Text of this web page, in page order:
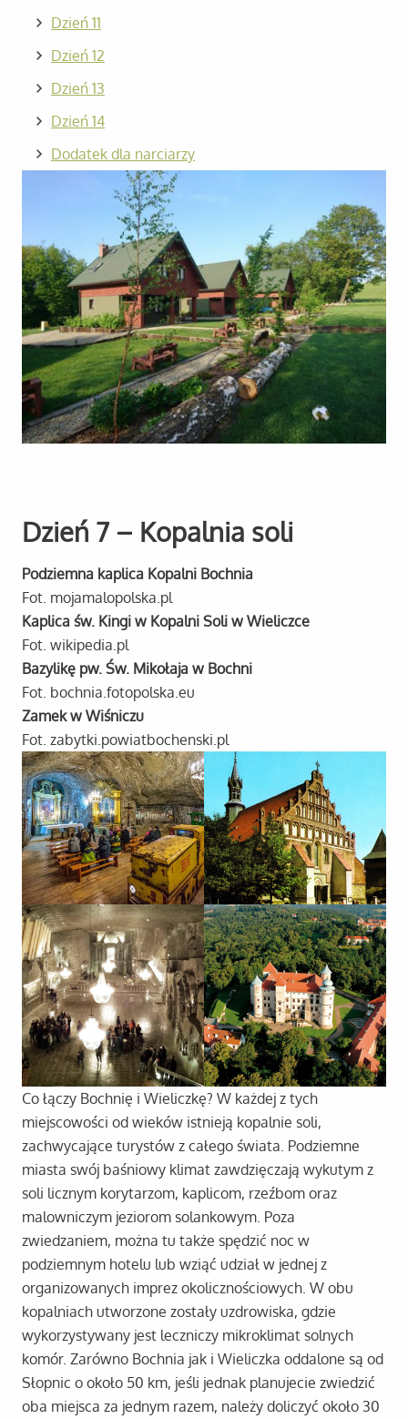
Dzień 11
Dzień 12
Dzień 13
Dzień 14
Dodatek dla narciarzy
Dzień 7 – Kopalnia soli
Podziemna kaplica Kopalni Bochnia
Fot. mojamalopolska.pl
Kaplica św. Kingi w Kopalni Soli w Wieliczce
Fot. wikipedia.pl
Bazylikę pw. Św. Mikołaja w Bochni
Fot. bochnia.fotopolska.eu
Zamek w Wiśniczu
Fot. zabytki.powiatbochenski.pl
Co łączy Bochnię i Wieliczkę? W każdej z tych
miejscowości od wieków istnieją kopalnie soli,
zachwycające turystów z całego świata. Podziemne
miasta swój baśniowy klimat zawdzięczają wykutym z
soli licznym korytarzom, kaplicom, rzeźbom oraz
malowniczym jeziorom solankowym. Poza
zwiedzaniem, można tu także spędzić noc w
podziemnym hotelu lub wziąć udział w jednej z
organizowanych imprez okolicznościowych. W obu
kopalniach utworzone zostały uzdrowiska, gdzie
wykorzystywany jest leczniczy mikroklimat solnych
komór. Zarówno Bochnia jak i Wieliczka oddalone są od
Słopnic o około 50 km, jeśli jednak planujecie zwiedzić
oba miejsca za jednym razem, należy doliczyć około 30